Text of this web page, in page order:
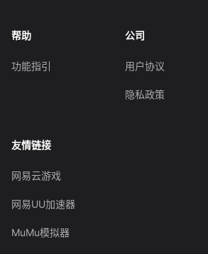
帮助
功能指引
公司
用户协议
隐私政策
友情链接
网易云游戏
网易UU加速器
MuMu模拟器